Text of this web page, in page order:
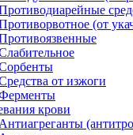
(от
от изжоги
крови
Антиагреганты